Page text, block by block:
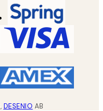
, DESENIO AB